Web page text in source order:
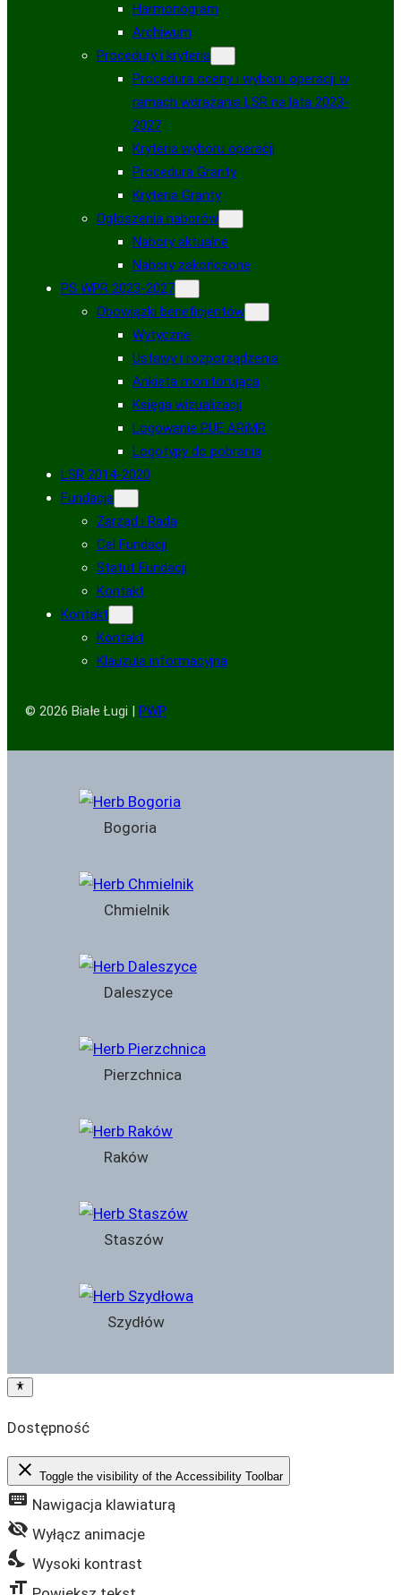
Harmonogram
Archiwum
Procedury i kryteria
Procedura oceny i wyboru operacji w
ramach wdrażania LSR na lata 2023-
2027
Kryteria wyboru operacji
Procedura Granty
Kryteria Granty
Ogłoszenia naborów
Nabory aktualne
Nabory zakończone
PS WPR 2023-2027
Obowiązki beneficjentów
Wytyczne
Ustawy i rozporządzenia
Ankieta monitorująca
Księga wizualizacji
Logowanie PUE ARiMR
Logotypy do pobrania
LSR 2014-2020
Fundacja
Zarząd i Rada
Cel Fundacji
Statut Fundacji
Kontakt
Kontakt
Kontakt
Klauzula informacyjna
© 2026 Białe Ługi | PWP
Bogoria
Chmielnik
Daleszyce
Pierzchnica
Raków
Staszów
Szydłów
Dostępność
close Toggle the visibility of the Accessibility Toolbar
keyboard Nawigacja klawiaturą
visibility_off Wyłącz animacje
nights_stay Wysoki kontrast
format_size